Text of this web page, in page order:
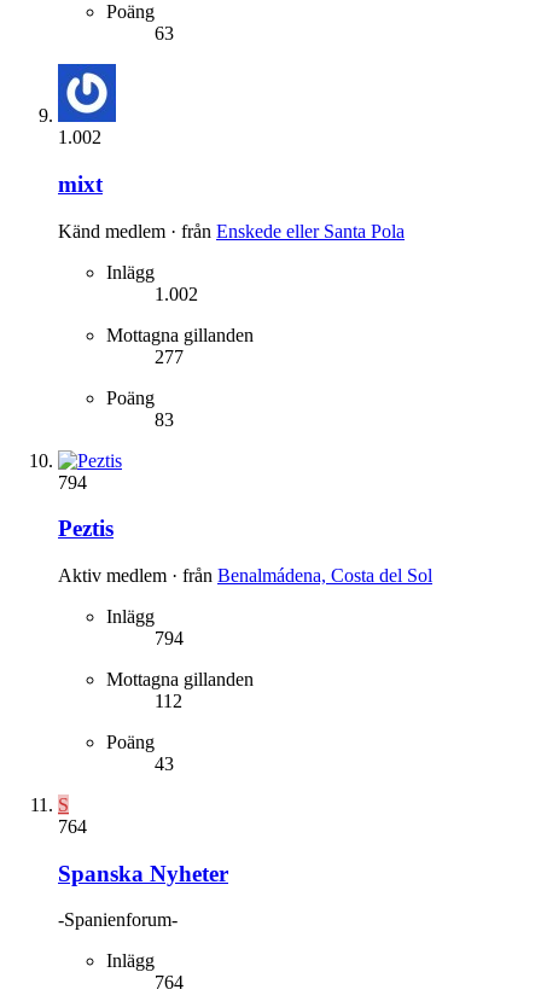
Poäng
63
1.002
mixt
Känd medlem · från Enskede eller Santa Pola
Inlägg
1.002
Mottagna gillanden
277
Poäng
83
794
Peztis
Aktiv medlem · från Benalmádena, Costa del Sol
Inlägg
794
Mottagna gillanden
112
Poäng
43
S
764
Spanska Nyheter
-Spanienforum-
Inlägg
764